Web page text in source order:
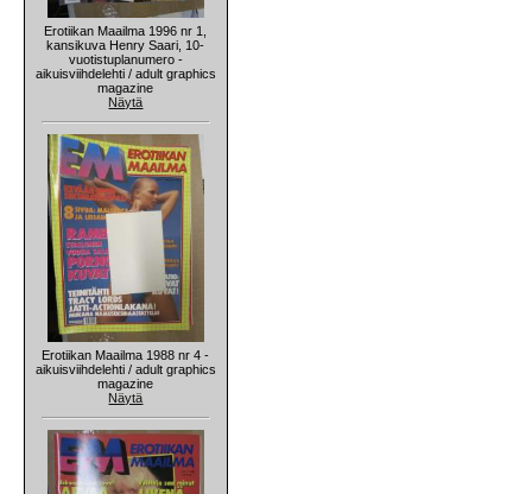
Erotiikan Maailma 1996 nr 1,
kansikuva Henry Saari, 10-
vuotistuplanumero -
aikuisviihdelehti / adult graphics
magazine
Näytä
Erotiikan Maailma 1988 nr 4 -
aikuisviihdelehti / adult graphics
magazine
Näytä